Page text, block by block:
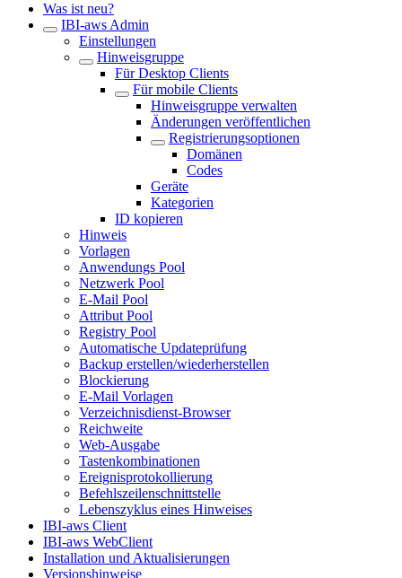
Was ist neu?
IBI-aws Admin
Einstellungen
Hinweisgruppe
Für Desktop Clients
Für mobile Clients
Hinweisgruppe verwalten
Änderungen veröffentlichen
Registrierungsoptionen
Domänen
Codes
Geräte
Kategorien
ID kopieren
Hinweis
Vorlagen
Anwendungs Pool
Netzwerk Pool
E-Mail Pool
Attribut Pool
Registry Pool
Automatische Updateprüfung
Backup erstellen/wiederherstellen
Blockierung
E-Mail Vorlagen
Verzeichnisdienst-Browser
Reichweite
Web-Ausgabe
Tastenkombinationen
Ereignisprotokollierung
Befehlszeilenschnittstelle
Lebenszyklus eines Hinweises
IBI-aws Client
IBI-aws WebClient
Installation und Aktualisierungen
Versionshinweise